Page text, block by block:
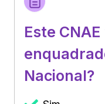
Este
Nacional?